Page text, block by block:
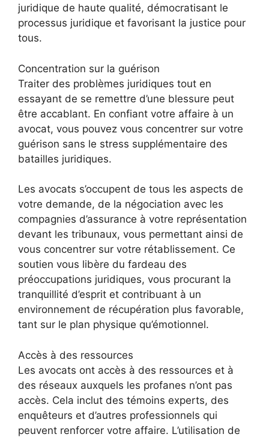
juridique de haute qualité, démocratisant le
processus juridique et favorisant la justice pour
tous.
Concentration sur la guérison
Traiter des problèmes juridiques tout en
essayant de se remettre d’une blessure peut
être accablant. En confiant votre affaire à un
avocat, vous pouvez vous concentrer sur votre
guérison sans le stress supplémentaire des
batailles juridiques.
Les avocats s’occupent de tous les aspects de
votre demande, de la négociation avec les
compagnies d’assurance à votre représentation
devant les tribunaux, vous permettant ainsi de
vous concentrer sur votre rétablissement. Ce
soutien vous libère du fardeau des
préoccupations juridiques, vous procurant la
tranquillité d’esprit et contribuant à un
environnement de récupération plus favorable,
tant sur le plan physique qu’émotionnel.
Accès à des ressources
Les avocats ont accès à des ressources et à
des réseaux auxquels les profanes n’ont pas
accès. Cela inclut des témoins experts, des
enquêteurs et d’autres professionnels qui
peuvent renforcer votre affaire. L’utilisation de